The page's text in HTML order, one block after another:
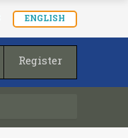
ENGLISH
Register